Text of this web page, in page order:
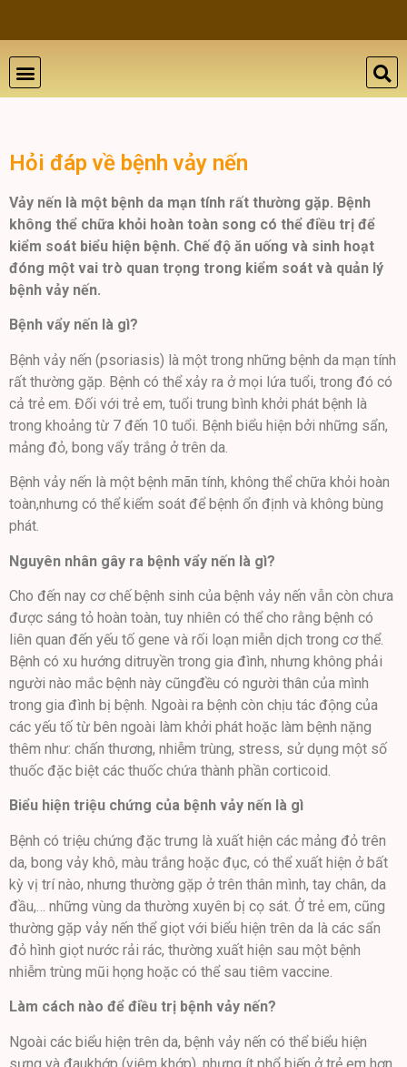
Hỏi đáp về bệnh vảy nến
Vảy nến là một bệnh da mạn tính rất thường gặp. Bệnh
không thể chữa khỏi hoàn toàn song có thể điều trị để
kiểm soát biểu hiện bệnh. Chế độ ăn uống và sinh hoạt
đóng một vai trò quan trọng trong kiểm soát và quản lý
bệnh vảy nến.
Bệnh vẩy nến là gì?
Bệnh vảy nến (psoriasis) là một trong những bệnh da mạn tính
rất thường gặp. Bệnh có thể xảy ra ở mọi lứa tuổi, trong đó có
cả trẻ em. Đối với trẻ em, tuổi trung bình khởi phát bệnh là
trong khoảng từ 7 đến 10 tuổi. Bệnh biểu hiện bởi những sẩn,
mảng đỏ, bong vẩy trắng ở trên da.
Bệnh vảy nến là một bệnh mãn tính, không thể chữa khỏi hoàn
toàn,nhưng có thể kiểm soát để bệnh ổn định và không bùng
phát.
Nguyên nhân gây ra bệnh vẩy nến là gì?
Cho đến nay cơ chế bệnh sinh của bệnh vảy nến vẫn còn chưa
được sáng tỏ hoàn toàn, tuy nhiên có thể cho rằng bệnh có
liên quan đến yếu tố gene và rối loạn miễn dịch trong cơ thể.
Bệnh có xu hướng ditruyền trong gia đình, nhưng không phải
người nào mắc bệnh này cũngđều có người thân của mình
trong gia đình bị bệnh. Ngoài ra bệnh còn chịu tác động của
các yếu tố từ bên ngoài làm khởi phát hoặc làm bệnh nặng
thêm như: chấn thương, nhiễm trùng, stress, sử dụng một số
thuốc đặc biệt các thuốc chứa thành phần corticoid.
Biểu hiện triệu chứng của bệnh vảy nến là gì
Bệnh có triệu chứng đặc trưng là xuất hiện các mảng đỏ trên
da, bong vảy khô, màu trắng hoặc đục, có thể xuất hiện ở bất
kỳ vị trí nào, nhưng thường gặp ở trên thân mình, tay chân, da
đầu,… những vùng da thường xuyên bị cọ sát. Ở trẻ em, cũng
thường gặp vảy nến thể giọt với biểu hiện trên da là các sẩn
đỏ hình giọt nước rải rác, thường xuất hiện sau một bệnh
nhiễm trùng mũi họng hoặc có thể sau tiêm vaccine.
Làm cách nào để điều trị bệnh vảy nến?
Ngoài các biểu hiện trên da, bệnh vảy nến có thể biểu hiện
sưng và đaukhớp (viêm khớp), nhưng ít phổ biến ở trẻ em hơn